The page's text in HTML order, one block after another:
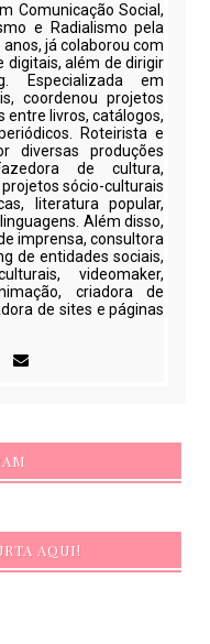
Comunicação Social,
e Radialismo pela
já colaborou com
digitais, além de dirigir
Especializada em
coordenou projetos
entre livros, catálogos,
Roteirista e
diversas produções
de cultura,
sócio-culturais
literatura popular,
Além disso,
imprensa, consultora
de entidades sociais,
videomaker,
criadora de
de sites e páginas
AQUI!